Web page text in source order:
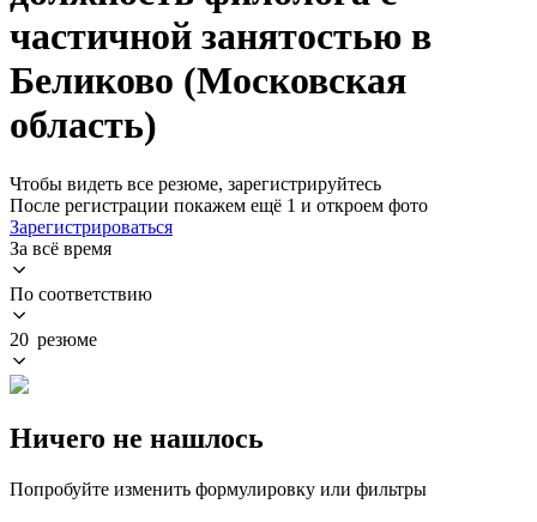
частичной занятостью в
Беликово (Московская
область)
Чтобы видеть все резюме, зарегистрируйтесь
После регистрации покажем ещё 1 и откроем фото
Зарегистрироваться
За всё время
По соответствию
20 резюме
Ничего не нашлось
Попробуйте изменить формулировку или фильтры